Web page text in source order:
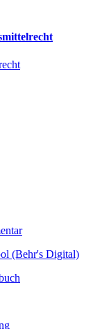
(Behr's Digital)